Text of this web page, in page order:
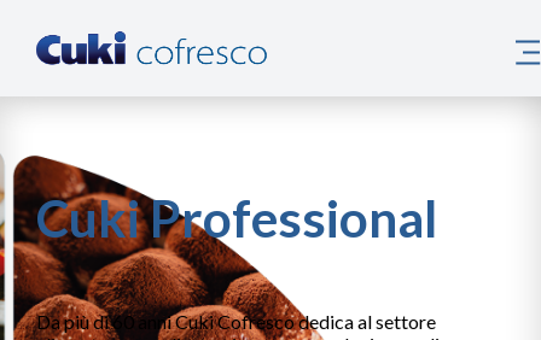
Cuki Professional
Da più di 60 anni Cuki Cofresco dedica al settore